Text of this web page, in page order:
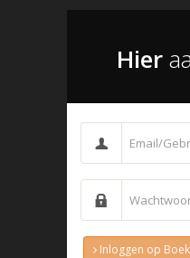
Hier
Inloggen op